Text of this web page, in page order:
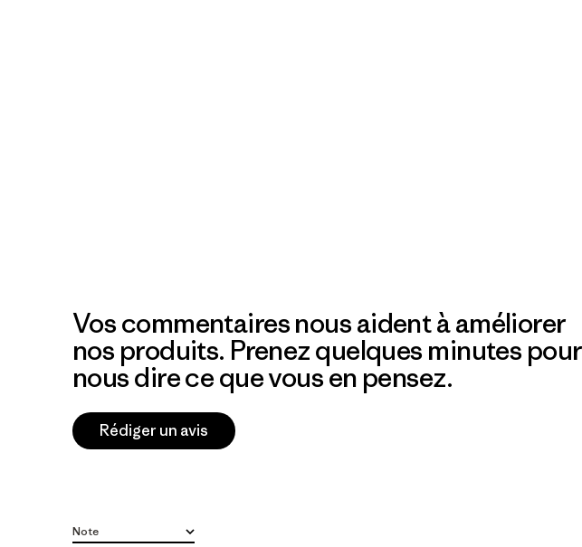
Vos commentaires nous aident à améliorer
nos produits. Prenez quelques minutes pour
nous dire ce que vous en pensez.
Rédiger un avis
Note
Toutes les évaluations